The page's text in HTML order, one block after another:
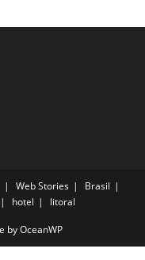
Web Stories
Brasil
hotel litoral
by OceanWP